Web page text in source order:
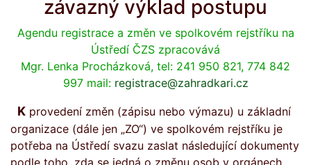
závazný výklad postupu
Agendu registrace a změn ve spolkovém rejstříku na
Ústředí ČZS zpracovává
Mgr. Lenka Procházková, tel: 241 950 821, 774 842
997 mail: registrace@zahradkari.cz
K provedení změn (zápisu nebo výmazu) u základní
organizace (dále jen „ZO“) ve spolkovém rejstříku je
potřeba na Ústředí svazu zaslat následující dokumenty
podle toho, zda se jedná o změnu osob v orgánech